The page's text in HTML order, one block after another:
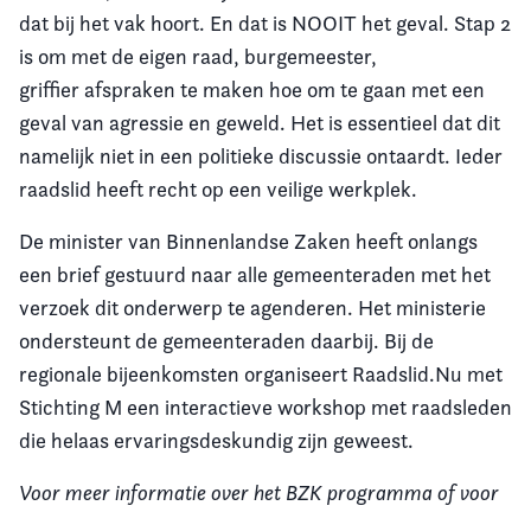
dat bij het vak hoort. En dat is NOOIT het geval. Stap 2
is om met de eigen raad, burgemeester,
griffier afspraken te maken hoe om te gaan met een
geval van agressie en geweld. Het is essentieel dat dit
namelijk niet in een politieke discussie ontaardt. Ieder
raadslid heeft recht op een veilige werkplek.
De minister van Binnenlandse Zaken heeft onlangs
een brief gestuurd naar alle gemeenteraden met het
verzoek dit onderwerp te agenderen. Het ministerie
ondersteunt de gemeenteraden daarbij. Bij de
regionale bijeenkomsten organiseert Raadslid.Nu met
Stichting M een interactieve workshop met raadsleden
die helaas ervaringsdeskundig zijn geweest.
Voor meer informatie over het BZK programma of voor